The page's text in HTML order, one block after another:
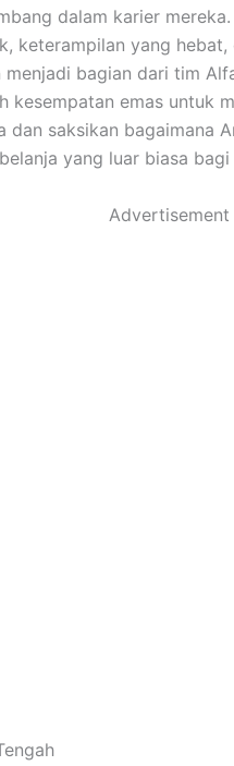
dalam karier
keterampilan yang
bagian dari tim
kesempatan emas untuk
dan saksikan bagaimana
yang luar biasa
Advertisement